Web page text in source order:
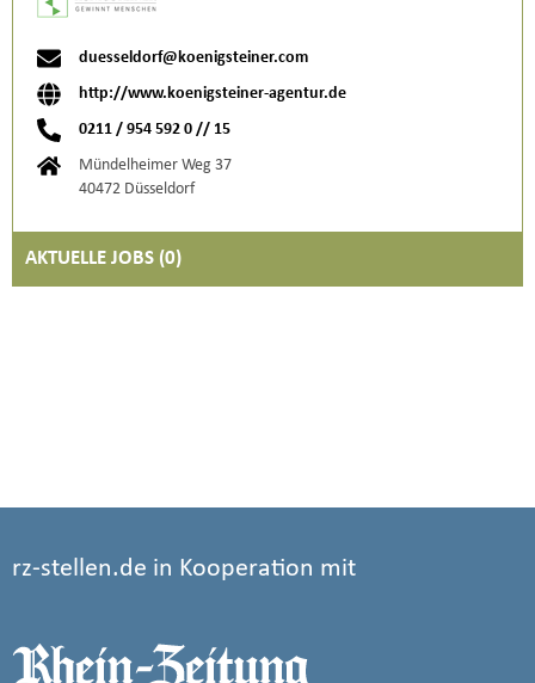
duesseldorf@koenigsteiner.com
http://www.koenigsteiner-agentur.de
0211 / 954 592 0 // 15
Mündelheimer Weg 37
40472 Düsseldorf
AKTUELLE JOBS (0)
rz-stellen.de in Kooperation mit